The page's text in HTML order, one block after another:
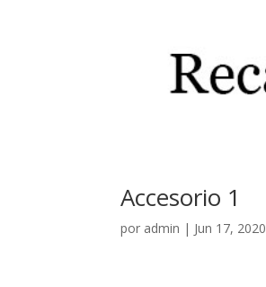
Accesorio 1
por admin | Jun 17, 2020